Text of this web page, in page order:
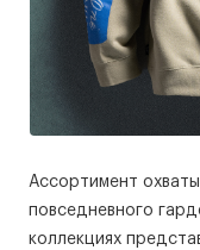
Ассортимент
повседневного
коллекциях